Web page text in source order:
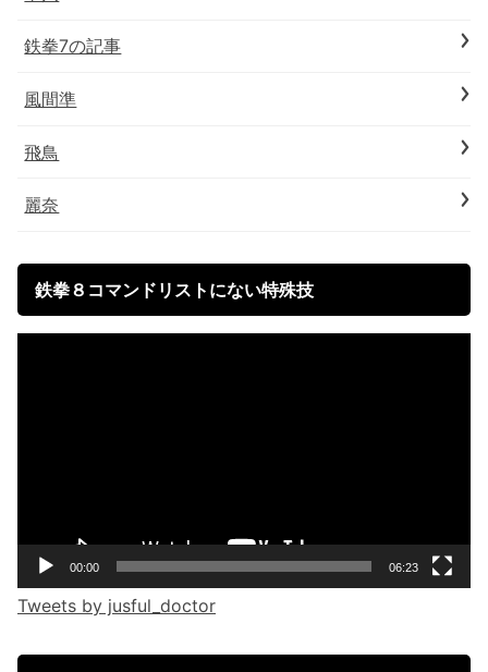
鉄拳7の記事
風間準
飛鳥
麗奈
鉄拳８コマンドリストにない特殊技
00:00 06:23
Tweets by jusful_doctor